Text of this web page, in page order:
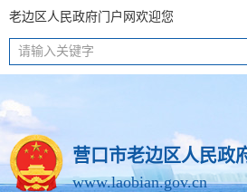
老边区人民政府门户网欢迎您
请输入关键字
营口市老边区人民政
www.laobian.gov.cn